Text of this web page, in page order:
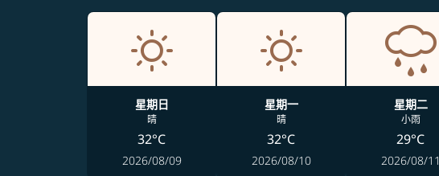
星期日
晴
32°C
2026/08/09
星期一
晴
32°C
2026/08/10
星期二
小雨
29°C
2026/08/11